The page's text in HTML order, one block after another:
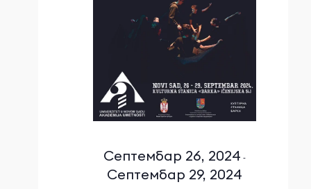
Септембар 26, 2024 -
Септембар 29, 2024